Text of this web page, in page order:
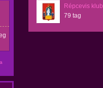
Répcevis klub
79 tag